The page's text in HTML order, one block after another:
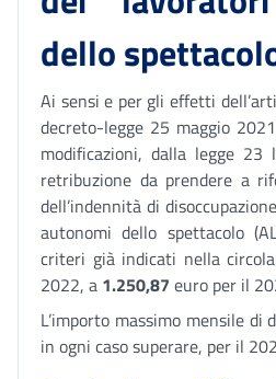
dello
Ai sensi e per gli effetti
decreto-legge 25 maggio
modificazioni, dalla legge
retribuzione da prendere a
dell’indennità di
autonomi dello spettacolo
criteri già indicati nella
2022, a 1.250,87 euro per il
L’importo massimo mensile
in ogni caso superare, per il